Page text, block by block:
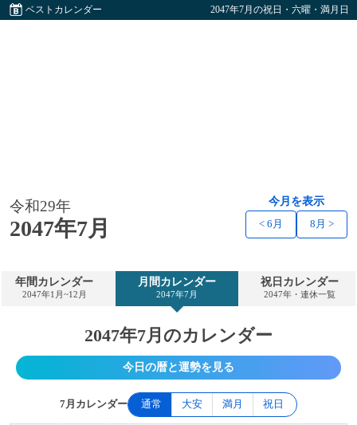
ベストカレンダー 2047年7月の祝日・六曜・満月日
令和29年
2047年7月
今月を表示
< 6月 8月 >
年間カレンダー
2047年1月~12月
月間カレンダー
2047年7月
祝日カレンダー
2047年・連休一覧
2047年7月のカレンダー
今日の暦と運勢を見る
7月カレンダー 通常 大安 満月 祝日